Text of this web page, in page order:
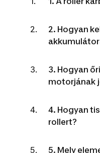
2. Hogyan
3. Hogyan
motorjának
4. Hogyan
rollert?
5. Mely